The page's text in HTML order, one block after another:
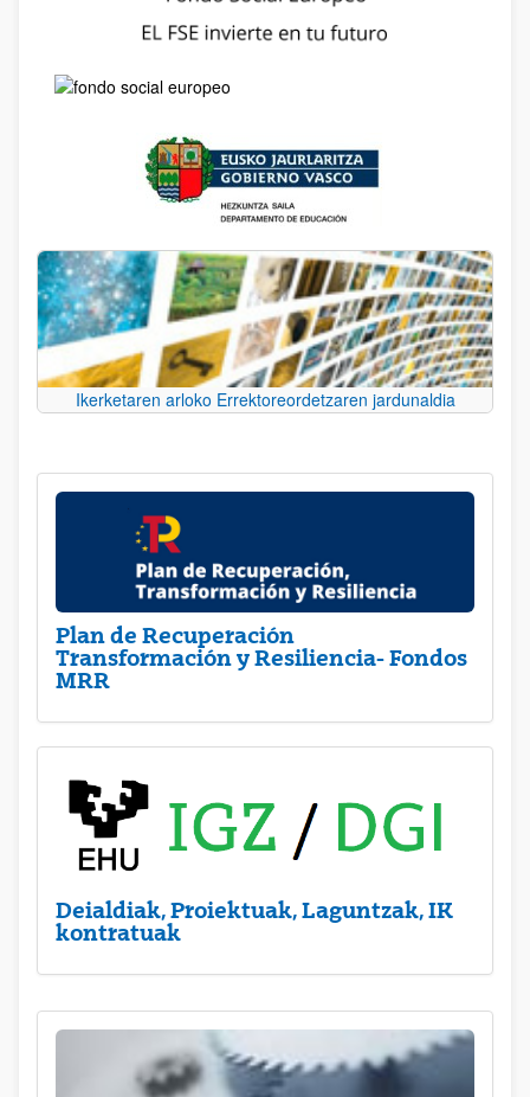
Ikerketaren arloko Errektoreordetzaren jardunaldia
Plan de Recuperación
Transformación y Resiliencia- Fondos
MRR
Deialdiak, Proiektuak, Laguntzak, IK
kontratuak